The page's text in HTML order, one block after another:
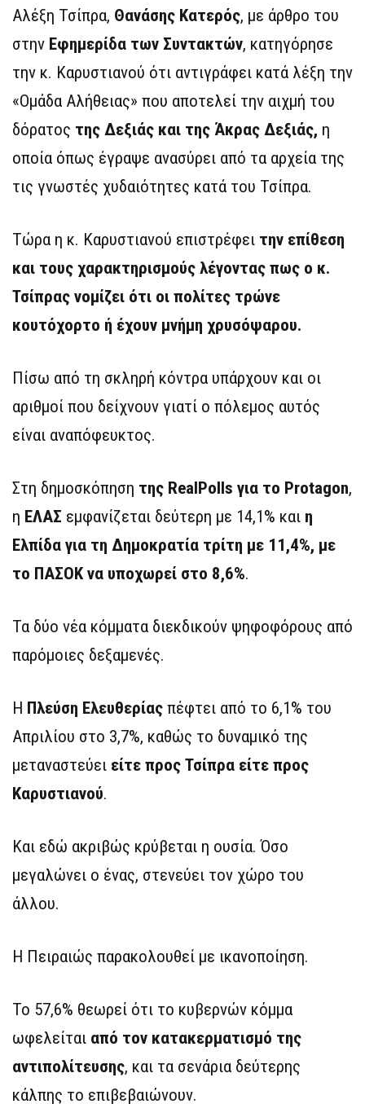
Αλέξη Τσίπρα, Θανάσης Κατερός, με άρθρο του
στην Εφημερίδα των Συντακτών, κατηγόρησε
την κ. Καρυστιανού ότι αντιγράφει κατά λέξη την
«Ομάδα Αλήθειας» που αποτελεί την αιχμή του
δόρατος της Δεξιάς και της Άκρας Δεξιάς, η
οποία όπως έγραψε ανασύρει από τα αρχεία της
τις γνωστές χυδαιότητες κατά του Τσίπρα.
Τώρα η κ. Καρυστιανού επιστρέφει την επίθεση
και τους χαρακτηρισμούς λέγοντας πως ο κ.
Τσίπρας νομίζει ότι οι πολίτες τρώνε
κουτόχορτο ή έχουν μνήμη χρυσόψαρου.
Πίσω από τη σκληρή κόντρα υπάρχουν και οι
αριθμοί που δείχνουν γιατί ο πόλεμος αυτός
είναι αναπόφευκτος.
Στη δημοσκόπηση της RealPolls για το Protagon,
η ΕΛΑΣ εμφανίζεται δεύτερη με 14,1% και η
Ελπίδα για τη Δημοκρατία τρίτη με 11,4%, με
το ΠΑΣΟΚ να υποχωρεί στο 8,6%.
Τα δύο νέα κόμματα διεκδικούν ψηφοφόρους από
παρόμοιες δεξαμενές.
Η Πλεύση Ελευθερίας πέφτει από το 6,1% του
Απριλίου στο 3,7%, καθώς το δυναμικό της
μεταναστεύει είτε προς Τσίπρα είτε προς
Καρυστιανού.
Και εδώ ακριβώς κρύβεται η ουσία. Όσο
μεγαλώνει ο ένας, στενεύει τον χώρο του
άλλου.
Η Πειραιώς παρακολουθεί με ικανοποίηση.
Το 57,6% θεωρεί ότι το κυβερνών κόμμα
ωφελείται από τον κατακερματισμό της
αντιπολίτευσης, και τα σενάρια δεύτερης
κάλπης το επιβεβαιώνουν.